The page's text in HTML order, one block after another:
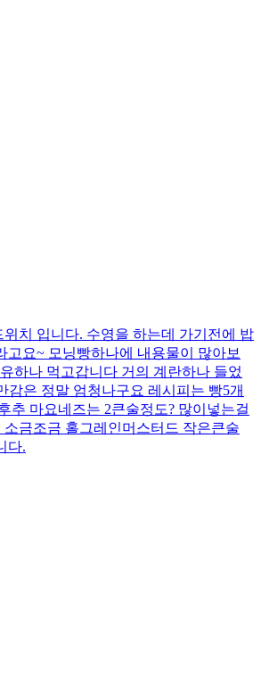
치 입니다. 수영을 하는데 가기전에 밥
고요~ 모닝빵하나에 내용물이 많아보
하나 먹고갑니다 거의 계란하나 들었
감은 정말 엄청나구요 레시피는 빵5개
추 마요네즈는 2큰술정도? 많이넣는걸
금조금 홀그레인머스터드 작은큰술
다.